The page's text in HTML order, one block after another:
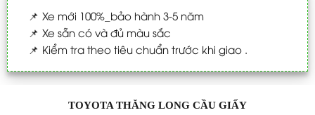
📌 Xe mới 100%_bảo hành 3-5 năm
📌 Xe sẵn có và đủ màu sắc
📌 Kiểm tra theo tiêu chuẩn trước khi giao .
TOYOTA THĂNG LONG CẦU GIẤY